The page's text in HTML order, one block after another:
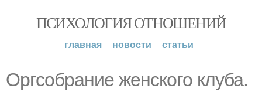
ПСИХОЛОГИЯ ОТНОШЕНИЙ
главная новости статьи
Оргсобрание женского клуба.